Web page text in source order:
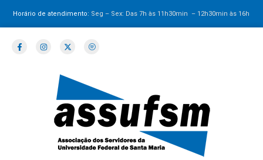
Horário de atendimento: Seg – Sex: Das 7h às 11h30min – 12h30minàs 16h